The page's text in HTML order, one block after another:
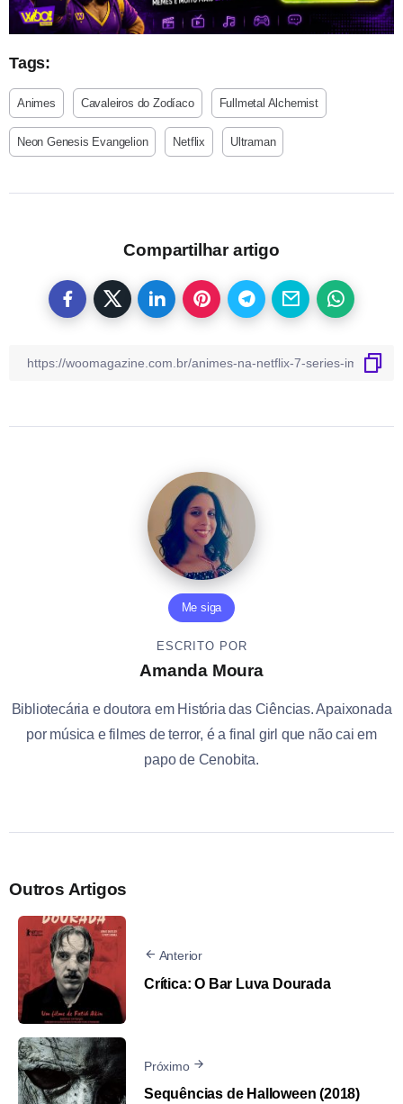
Tags:
Animes Cavaleiros do Zodíaco Fullmetal Alchemist
Neon Genesis Evangelion Netflix Ultraman
Compartilhar artigo
Me siga
ESCRITO POR
Amanda Moura
Bibliotecária e doutora em História das Ciências. Apaixonada
por música e filmes de terror, é a final girl que não cai em
papo de Cenobita.
Outros Artigos
Anterior
Crítica: O Bar Luva Dourada
Próximo
Sequências de Halloween (2018)